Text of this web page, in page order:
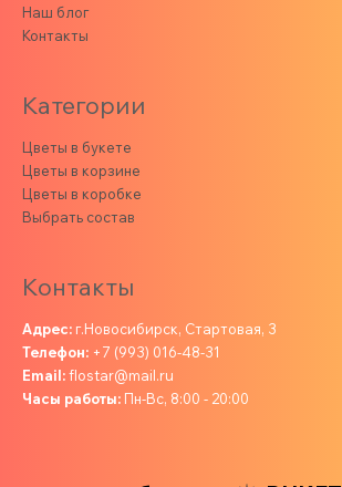
Наш блог
Контакты
Категории
Цветы в букете
Цветы в корзине
Цветы в коробке
Выбрать состав
Контакты
Адрес: г.Новосибирск, Стартовая, 3
Телефон: +7 (993) 016-48-31
Email:flostar@mail.ru
Часы работы: Пн-Вс, 8:00 - 20:00